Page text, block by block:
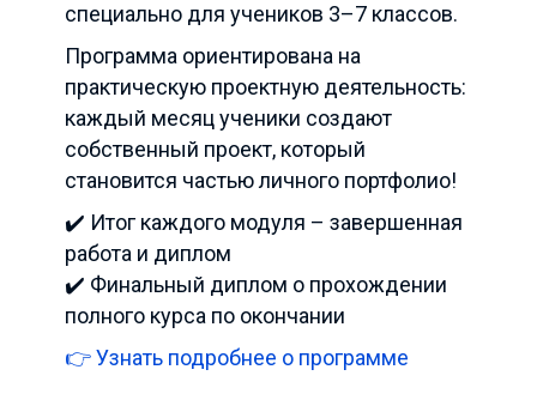
специально для учеников 3–7 классов.
Программа ориентирована на
практическую проектную деятельность:
каждый месяц ученики создают
собственный проект, который
становится частью личного портфолио!
✔️ Итог каждого модуля – завершенная
работа и диплом
✔️ Финальный диплом о прохождении
полного курса по окончании
👉 Узнать подробнее о программе